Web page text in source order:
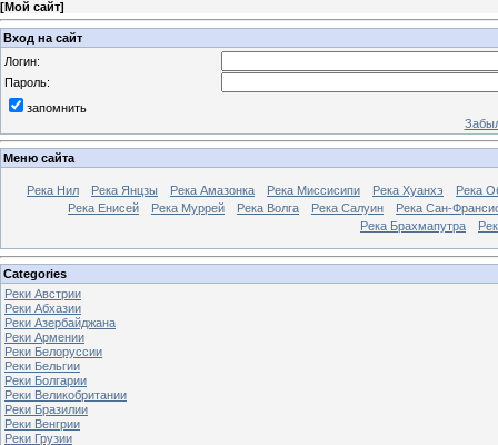
[Мой сайт]
Вход на сайт
Логин:
Пароль:
запомнить
Меню сайта
Река Нил Река Янцзы Река Амазонка Река Миссисипи Река Хуанхэ
Река
Река Енисей
Река Муррей Река Волга Река Салуин
Река Сан-
Река Брахмапутра
Categories
Реки Австрии
Реки Абхазии
Реки Азербайджана
Реки Армении
Реки Белоруссии
Реки Бельгии
Реки Болгарии
Реки Великобритании
Реки Бразилии
Реки Венгрии
Реки Грузии